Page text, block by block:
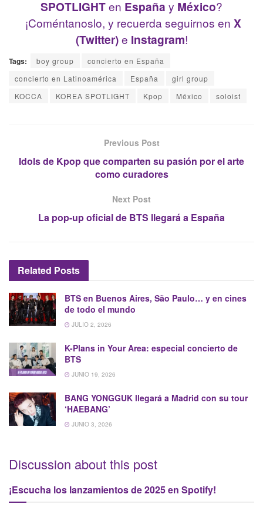
SPOTLIGHTen España y México?
¡Coméntanoslo, y recuerda seguirnos en X
(Twitter)e Instagram!
Tags: boy group
concierto en España
concierto en Latinoamérica
España
girl group
KOCCA
KOREA SPOTLIGHT Kpop México soloist
Previous Post
Idols de Kpop que comparten su pasión por el arte
como curadores
Next Post
La pop-up oficial de BTS llegará a España
Related Posts
BTS en Buenos Aires, São Paulo… y en cines
de todo el mundo
JULIO 2, 2026
K-Plans in Your Area: especial concierto de
BTS
JUNIO 19, 2026
BANG YONGGUK llegará a Madrid con su tour
‘HAEBANG’
JUNIO 3, 2026
Discussion about this post
¡Escucha los lanzamientos de 2025 en Spotify!